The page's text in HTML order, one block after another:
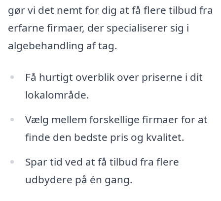
gør vi det nemt for dig at få flere tilbud fra
erfarne firmaer, der specialiserer sig i
algebehandling af tag.
Få hurtigt overblik over priserne i dit
lokalområde.
Vælg mellem forskellige firmaer for at
finde den bedste pris og kvalitet.
Spar tid ved at få tilbud fra flere
udbydere på én gang.